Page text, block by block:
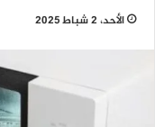
الأحد، 2 شباط 2025